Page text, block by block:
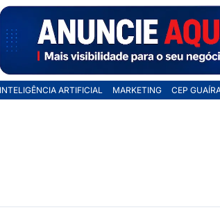
INTELIGÊNCIA ARTIFICIAL MARKETING CEP